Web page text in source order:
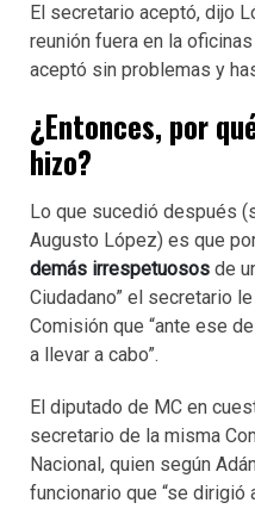
El secretario aceptó, dijo
reunión fuera en la
aceptó sin problemas y
¿Entonces, por
hizo?
Lo que sucedió después
Augusto López) es que
demás irrespetuosos de
Ciudadano” el secretario
Comisión que “ante ese
a llevar a cabo”.
El diputado de MC en
secretario de la misma
Nacional, quien según
funcionario que “se